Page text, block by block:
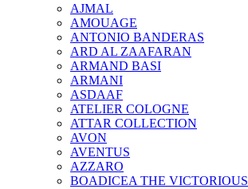
AJMAL
AMOUAGE
ANTONIO BANDERAS
ARD AL ZAAFARAN
ARMAND BASI
ARMANI
ASDAAF
ATELIER COLOGNE
ATTAR COLLECTION
AVON
AVENTUS
AZZARO
BOADICEA THE VICTORIOUS